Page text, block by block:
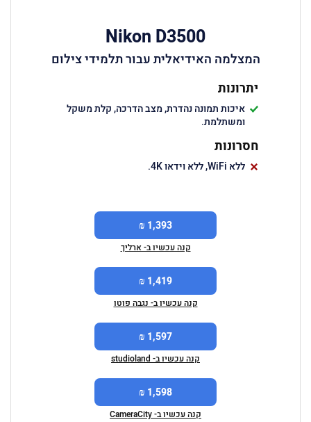
Nikon D3500
המצלמה האידיאלית עבור תלמידי צילום
יתרונות
איכות תמונה נהדרת, מצב הדרכה, קלת משקל
ומשתלמת.
חסרונות
ללא WiFi, ללא וידאו 4K.
1,393 ₪
קנה עכשיו ב- ארליך
1,419 ₪
קנה עכשיו ב- נגבה פוטו
1,597 ₪
קנה עכשיו ב- studioland
1,598 ₪
קנה עכשיו ב- CameraCity